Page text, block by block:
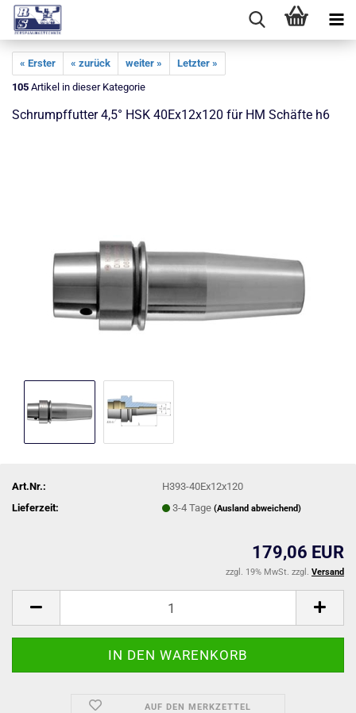
« Erster « zurück weiter »
Letzter »
105 Artikel in dieser Kategorie
Schrumpffutter 4,5° HSK 40Ex12x120 für HM Schäfte h6
Art.Nr.:
H393-40Ex12x120
Lieferzeit:
3-4 Tage(Ausland abweichend)
179,06 EUR
zzgl. 19% MwSt. zzgl. Versand
AUF DEN MERKZETTEL